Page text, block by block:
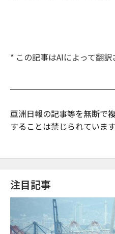
* この記事はAIによって翻訳
亜洲日報の記事等を無断で
することは禁じられています
注目記事